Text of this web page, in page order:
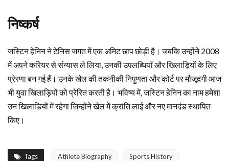
निष्कर्ष
जस्टिन हेनिन ने टेनिस जगत में एक अमिट छाप छोड़ी है। जबकि उन्होंने 2008
में अपने करियर से संन्यास ले लिया, उनकी उपलब्धियाँ और खिलाड़ियों के लिए
प्रेरणा बन गई हैं। उनके खेल की तकनीकी निपुणता और कोर्ट पर मौजूदगी आज
भी युवा खिलाड़ियों को प्रेरित करती है। भविष्य में, जस्टिन हेनिन का नाम हमेशा
उन खिलाडियों में रहेगा जिन्होंने खेल में क्रांति लाई और नए मानदंड स्थापित
किए।
Tags Athlete Biography Sports History